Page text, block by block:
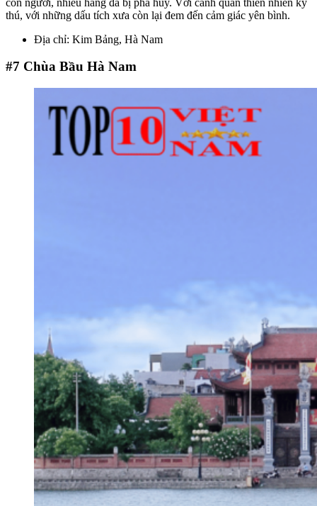
thú, với những dấu tích xưa còn lại đem đến cảm giác yên bình.
Địa chỉ: Kim Bảng, Hà Nam
#7 Chùa Bầu Hà Nam